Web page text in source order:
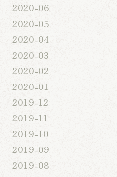
2020-06
2020-05
2020-04
2020-03
2020-02
2020-01
2019-12
2019-11
2019-10
2019-09
2019-08